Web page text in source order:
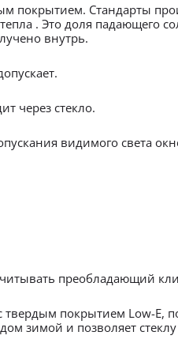
покрытием. Стандарты
. Это доля падающего
внутрь.
через стекло.
видимого света
преобладающий
покрытием Low-E,
зимой и позволяет